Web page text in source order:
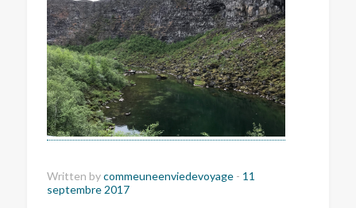
Written bycommeuneenviedevoyage - 11
septembre 2017